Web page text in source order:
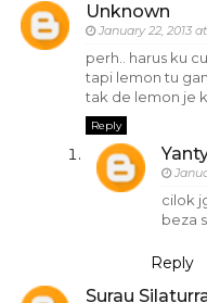
Unknown
January 22, 2013 at
perh.. harus ku
tapi lemon tu
tak de lemon je
Reply
cilok
beza
Reply
Surau